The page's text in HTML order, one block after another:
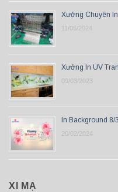
Xưởng Chuyên
11/05/2024
Xưởng In UV
09/03/2023
In Background
20/02/2024
XI MẠ